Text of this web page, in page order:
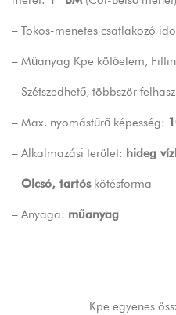
– Tokos-menetes csatlakozó
– Műanyag Kpe kötőelem,
– Szétszedhető, többször
– Max. nyomástűrő képesség:
– Alkalmazási terület: hideg
– Olcsó, tartóskötésforma
– Anyaga: műanyag
Kpe egyenes